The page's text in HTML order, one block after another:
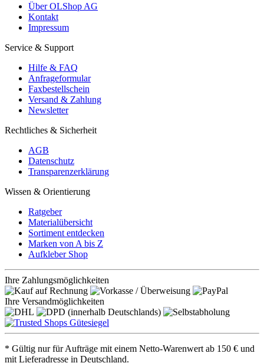
Über OLShop AG
Kontakt
Impressum
Service & Support
Hilfe & FAQ
Anfrageformular
Faxbestellschein
Versand & Zahlung
Newsletter
Rechtliches & Sicherheit
AGB
Datenschutz
Transparenzerklärung
Wissen & Orientierung
Ratgeber
Materialübersicht
Sortiment entdecken
Marken von A bis Z
Aufkleber Shop
Ihre Zahlungsmöglichkeiten
Ihre Versandmöglichkeiten
* Gültig nur für Aufträge mit einem Netto-Warenwert ab 150 € und
mit Lieferadresse in Deutschland.